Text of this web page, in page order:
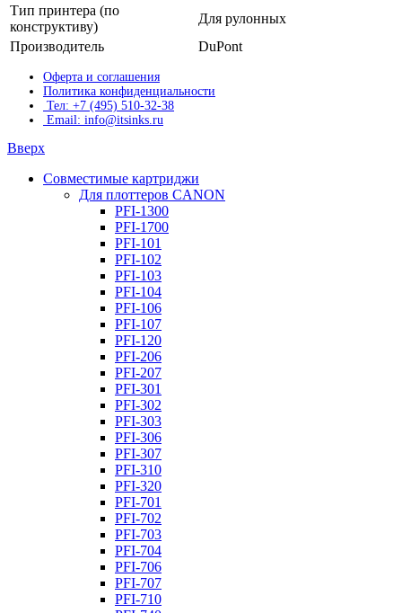
Тип принтера (по
конструктиву)
Для рулонных
Производитель
DuPont
Оферта и соглашения
Политика конфиденциальности
Тел: +7 (495) 510-32-38
Email: info@itsinks.ru
Вверх
Совместимые картриджи
Для плоттеров CANON
PFI-1300
PFI-1700
PFI-101
PFI-102
PFI-103
PFI-104
PFI-106
PFI-107
PFI-120
PFI-206
PFI-207
PFI-301
PFI-302
PFI-303
PFI-306
PFI-307
PFI-310
PFI-320
PFI-701
PFI-702
PFI-703
PFI-704
PFI-706
PFI-707
PFI-710